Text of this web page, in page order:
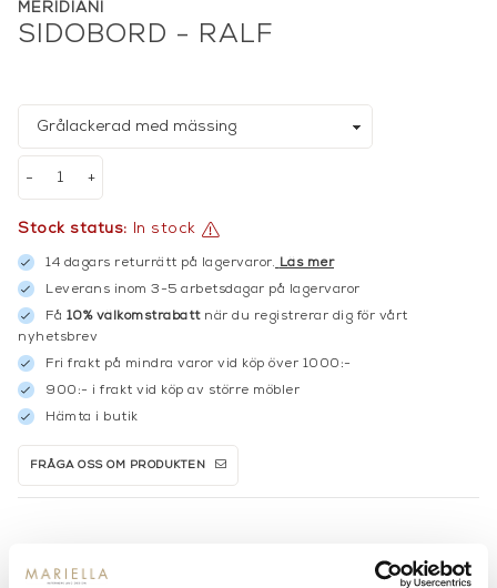
MERIDIANI
SIDOBORD - RALF
+
-
Stock status: In stock
14 dagars returrätt på lagervaror. Läs mer
Leverans inom 3-5 arbetsdagar på lagervaror
Få 10% välkomstrabattnär du registrerar dig för vårt
nyhetsbrev
Fri frakt på mindra varor vid köp över 1000:-
900:- i frakt vid köp av större möbler
Hämta i butik
FRÅGA OSS OM PRODUKTEN